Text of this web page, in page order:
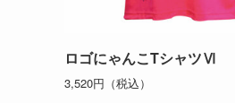
ロゴにゃんこTシャツⅥ
3,520円（税込）